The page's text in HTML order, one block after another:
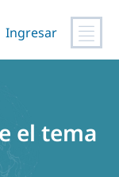
Ingresar
el tema